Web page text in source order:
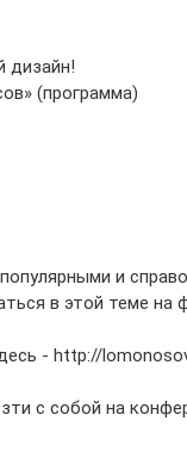
дизайн!
(программа)
и
в этой теме на
- http://
с собой на